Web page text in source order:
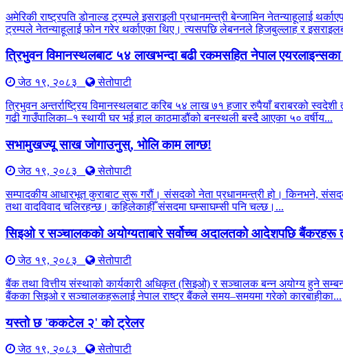
अमेरिकी राष्ट्रपति डोनाल्ड ट्रम्पले इसराइली प्रधानमन्त्री बेन्जामिन नेतन्याहूलाई
ट्रम्पले नेतन्याहूलाई फोन गरेर थर्काएका थिए। त्यसपछि लेबननले हिजबुल्लाह र
त्रिभुवन विमानस्थलबाट ५४ लाखभन्दा बढी रकमसहित नेपाल एयरलाइन्सका
जेठ १९, २०८३
सेतोपाटी
त्रिभुवन अन्तर्राष्ट्रिय विमानस्थलबाट करिब ५४ लाख ७१ हजार रुपैयाँ बराबरको
गढी गाउँपालिका–१ स्थायी घर भई हाल काठमाडौंको बनस्थली बस्दै आएका ५० वर्षीय...
सभामुखज्यू साख जोगाउनुस्, भोलि काम लाग्छ!
जेठ १९, २०८३
सेतोपाटी
सम्पादकीय आधारभूत कुराबाट सुरू गरौं। संसदको नेता प्रधानमन्त्री हो। किनभने,
तथा वादविवाद चलिरहन्छ। कहिलेकाहीँ संसदमा घम्साघम्सी पनि चल्छ।...
सिइओ र सञ्चालकको अयोग्यताबारे सर्वोच्च अदालतको आदेशपछि बैंकरहरू
जेठ १९, २०८३
सेतोपाटी
बैंक तथा वित्तीय संस्थाको कार्यकारी अधिकृत (सिइओ) र सञ्चालक बन्न अयोग्य हुने
बैंकका सिइओ र सञ्चालकहरूलाई नेपाल राष्ट्र बैंकले समय–समयमा गरेको कारबाहीका...
यस्तो छ 'ककटेल २' को ट्रेलर
जेठ १९, २०८३
सेतोपाटी